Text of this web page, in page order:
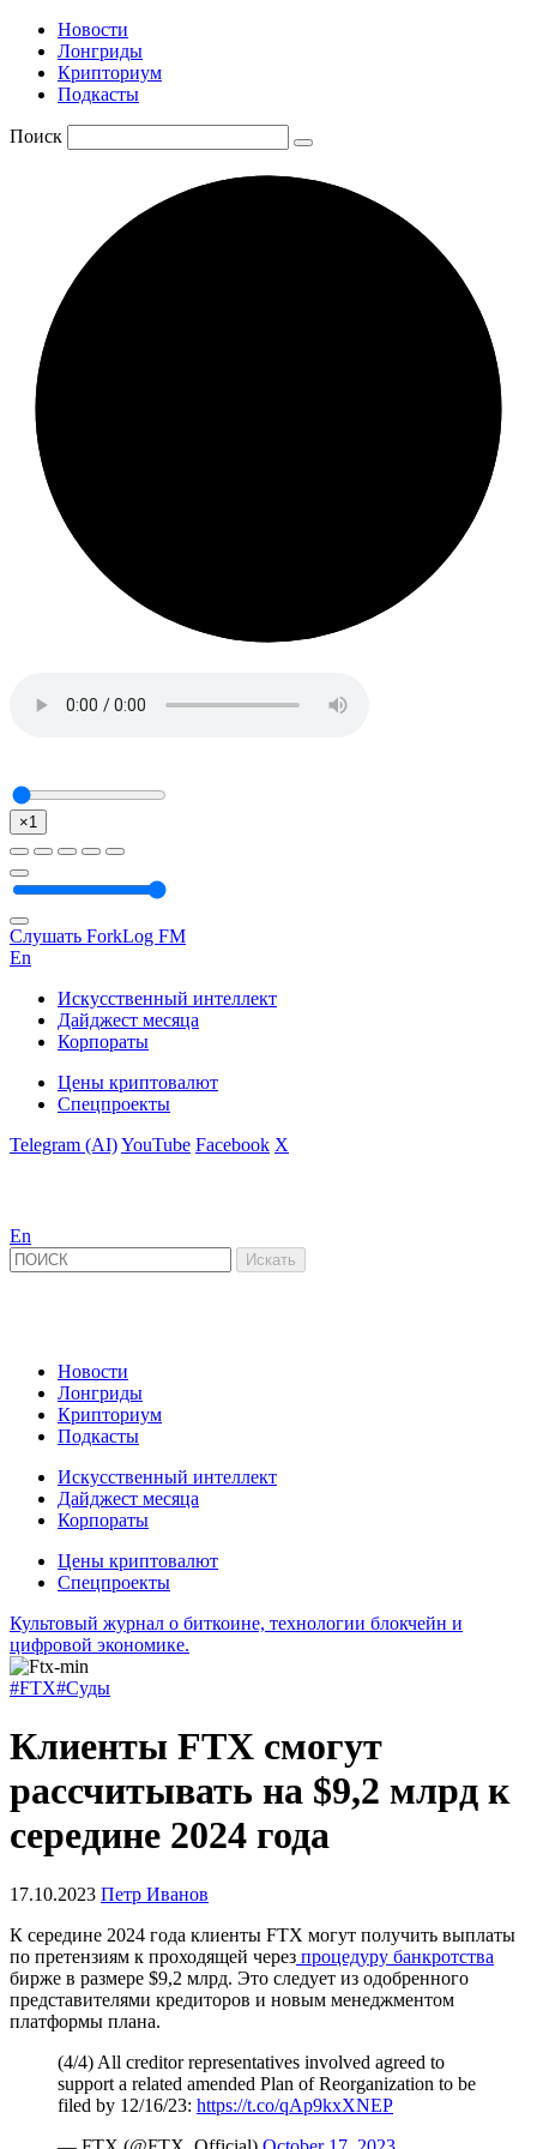
Новости
Лонгриды
Крипториум
Подкасты
Поиск
×1
Слушать ForkLog FM
En
Искусственный интеллект
Дайджест месяца
Корпораты
Цены криптовалют
Спецпроекты
Telegram (AI)YouTube Facebook X
En
Новости
Лонгриды
Крипториум
Подкасты
Искусственный интеллект
Дайджест месяца
Корпораты
Цены криптовалют
Спецпроекты
Культовый журнал о биткоине, технологии блокчейн и
цифровой экономике.
#FTX#Суды
Клиенты FTX смогут
рассчитывать на $9,2 млрд к
середине 2024 года
17.10.2023 Петр Иванов
К середине 2024 года клиенты FTX могут получить выплаты
по претензиям к проходящей через процедуру банкротства
бирже в размере $9,2 млрд. Это следует из одобренного
представителями кредиторов и новым менеджментом
платформы плана.
(4/4) All creditor representatives involved agreed to
support a related amended Plan of Reorganization to be
filed by 12/16/23: https://t.co/qAp9kxXNEP